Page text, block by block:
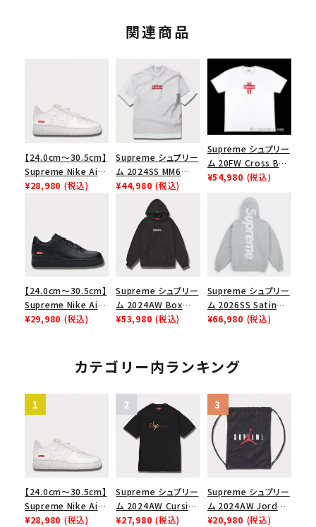
関連商品
【24.0cm～30.5cm】
Supreme Nike Air
Force 1 Low シュプ
¥28,980 (税込)
Supreme シュプリー
ム 2024SS MM6
Maison Margiela
Box Logo Tee MM6
メゾンマルジェラボッ
クスロゴTシャツ ホ
ワイト 白
¥44,980 (税込)
Supreme シュプリー
ム 20FW Cross Box
Logo Tee クロスボ
¥54,980 (税込)
【24.0cm～30.5cm】
Supreme Nike Air
Force 1 Low シュプ
ューズ ブラック
¥29,980 (税込)
Supreme シュプリー
ム 2024AW Box
Logo Hooded
ブラック 黒
¥53,980 (税込)
Supreme シュプリー
ム 2026SS Satin
Applique Hooded
スウェットパーカー ヘ
ザーグレー
¥66,980 (税込)
カテゴリー内ランキング
【24.0cm～30.5cm】
Supreme Nike Air
Force 1 Low シュプ
¥28,980 (税込)
Supreme シュプリー
ム 2024AW Cursive
S/S Top カーシブシ
¥27,980 (税込)
Supreme シュプリー
ム 2024AW Jordan
Drawstring Bag ジ
¥20,980 (税込)